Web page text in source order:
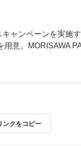
ャンペーンを実施
意。MORISAWA
ンクをコピー